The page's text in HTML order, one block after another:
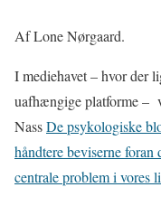
Af Lone Nørgaard.
I mediehavet – hvor der
uafhængige platforme –
NassDe psykologiske
håndtere beviserne foran
centrale problem i vores